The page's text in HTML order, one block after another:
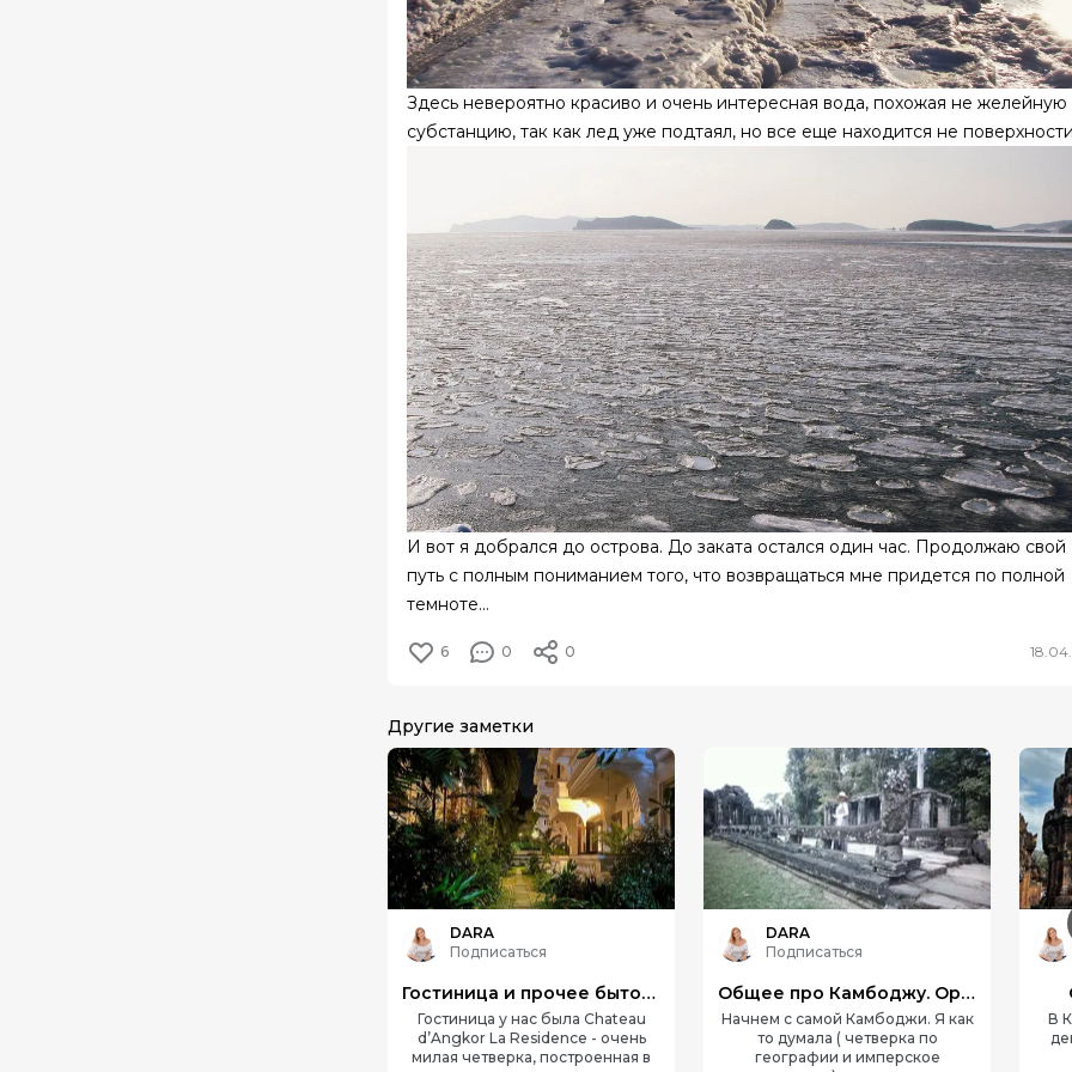
Здесь невероятно красиво и очень интересная вода, похожая не желейную
субстанцию, так как лед уже подтаял, но все еще находится не
И вот я добрался до острова. До заката остался один час. Продолжаю свой
путь с полным пониманием того, что возвращаться мне придется по полной
темноте...
6 0 0
Другие заметки
DARA
Подписаться
Гостиница и прочее бытовое
Гостиница у нас была Chateau
d’Angkor La Residence - очень
милая четверка, построенная в
DARA
Подписаться
Общее про Камбоджу. Организация
Начнем с самой Камбоджи. Я как
то думала ( четверка по
географии и имперское
В